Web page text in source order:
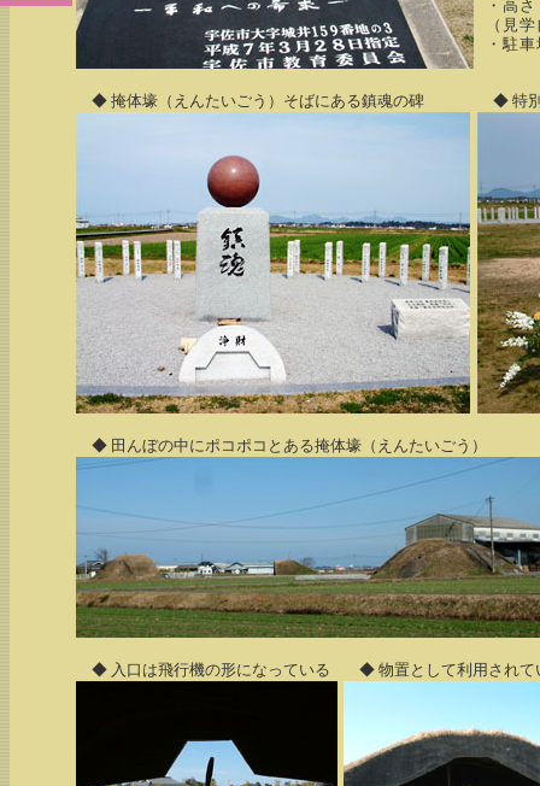
・高
（見
・駐
◆ 掩体壕（えんたいごう）そばにある鎮魂の碑 ◆ 特
◆ 田んぼの中にポコポコとある掩体壕（えんたいごう）
◆ 入口は飛行機の形になっている ◆ 物置として利用されて